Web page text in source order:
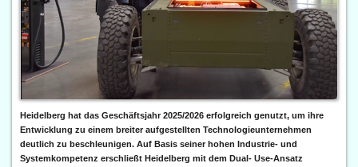
Heidelberg hat das Geschäftsjahr 2025/2026 erfolgreich genutzt, um ihre
Entwicklung zu einem breiter aufgestellten Technologieunternehmen
deutlich zu beschleunigen. Auf Basis seiner hohen Industrie- und
Systemkompetenz erschließt Heidelberg mit dem Dual- Use-Ansatz